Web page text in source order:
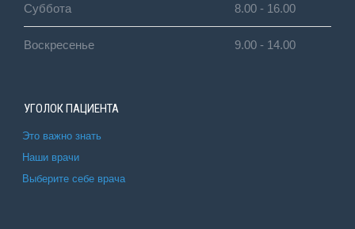
Суббота 8.00 - 16.00
Воскресенье 9.00 - 14.00
УГОЛОК ПАЦИЕНТА
Это важно знать
Наши врачи
Выберите себе врача